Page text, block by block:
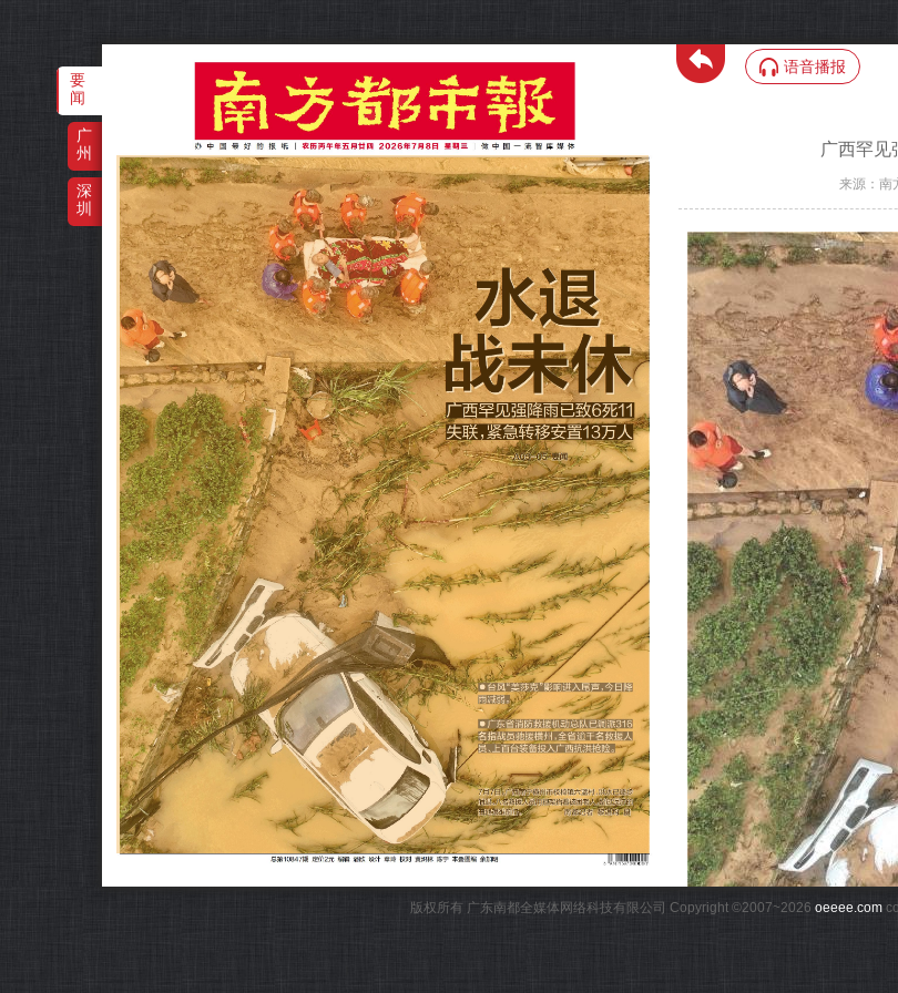
‌·
广西罕见
来源：南
要
闻
广
州
深
圳
版权所有 广东南都全媒体网络科技有限公司 Copyright ©2007~2026 oeeee.com
语音播报